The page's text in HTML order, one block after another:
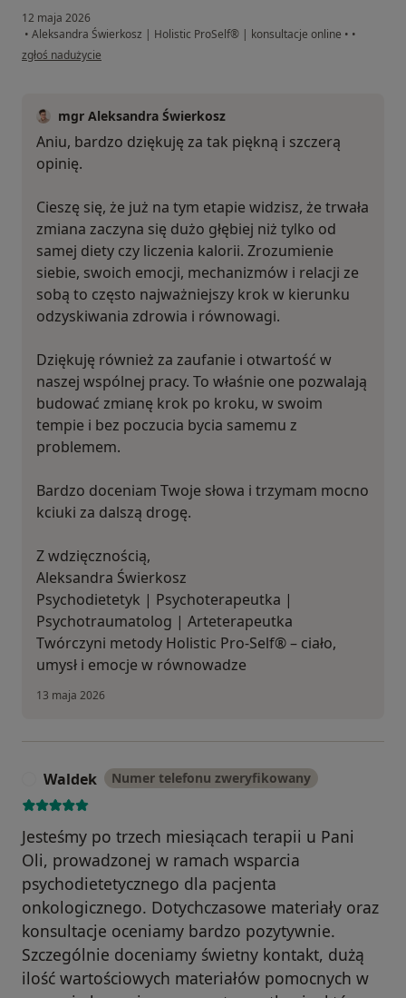
12 maja 2026
• Aleksandra Świerkosz | Holistic ProSelf® | konsultacje online • •
w opinii użytkownika Anna
zgłoś nadużycie
mgr Aleksandra Świerkosz
Aniu, bardzo dziękuję za tak piękną i szczerą
opinię.
Cieszę się, że już na tym etapie widzisz, że trwała
zmiana zaczyna się dużo głębiej niż tylko od
samej diety czy liczenia kalorii. Zrozumienie
siebie, swoich emocji, mechanizmów i relacji ze
sobą to często najważniejszy krok w kierunku
odzyskiwania zdrowia i równowagi.
Dziękuję również za zaufanie i otwartość w
naszej wspólnej pracy. To właśnie one pozwalają
budować zmianę krok po kroku, w swoim
tempie i bez poczucia bycia samemu z
problemem.
Bardzo doceniam Twoje słowa i trzymam mocno
kciuki za dalszą drogę.
Z wdzięcznością,
Aleksandra Świerkosz
Psychodietetyk | Psychoterapeutka |
Psychotraumatolog | Arteterapeutka
Twórczyni metody Holistic Pro-Self® – ciało,
umysł i emocje w równowadze
13 maja 2026
Waldek Numer telefonu zweryfikowany
Jesteśmy po trzech miesiącach terapii u Pani
Oli, prowadzonej w ramach wsparcia
psychodietetycznego dla pacjenta
onkologicznego. Dotychczasowe materiały oraz
konsultacje oceniamy bardzo pozytywnie.
Szczególnie doceniamy świetny kontakt, dużą
ilość wartościowych materiałów pomocnych w